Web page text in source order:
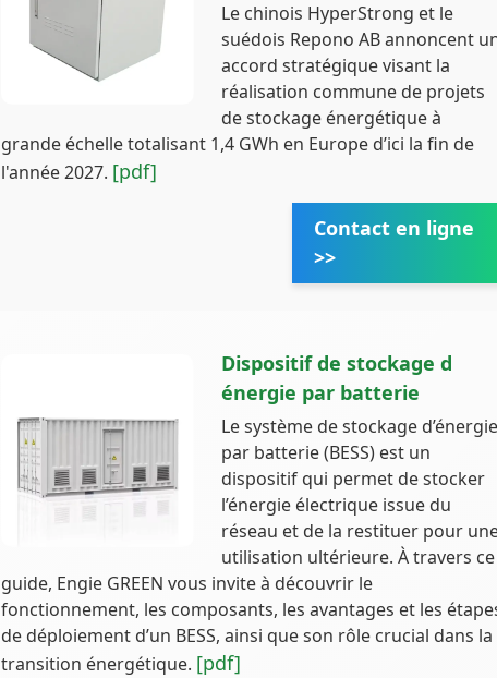
Le chinois HyperStrong et le
suédois Repono AB annoncent
accord stratégique visant la
réalisation commune de projets
de stockage énergétique à
grande échelle totalisant 1,4 GWh en Europe d’ici la fin de
l'année 2027. [pdf]
Contact en ligne
>>
Dispositif de stockage d
énergie par batterie
Le système de stockage
par batterie (BESS) est un
dispositif qui permet de stocker
l’énergie électrique issue du
réseau et de la restituer pour
utilisation ultérieure. À travers ce
guide, Engie GREEN vous invite à découvrir le
fonctionnement, les composants, les avantages et les
de déploiement d’un BESS, ainsi que son rôle crucial dans la
transition énergétique. [pdf]